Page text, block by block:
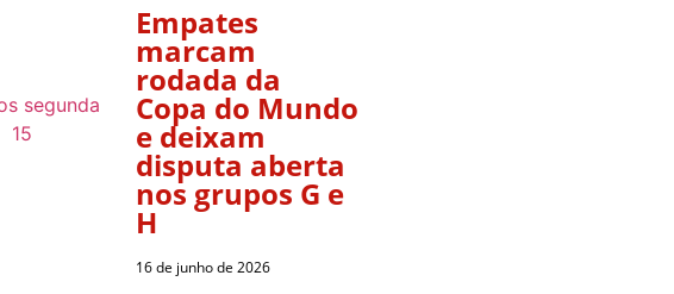
Empates
marcam
rodada da
Copa do Mundo
e deixam
disputa aberta
nos grupos G e
H
16 de junho de 2026